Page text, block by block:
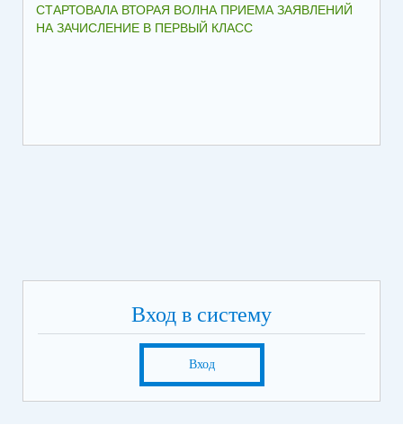
СТАРТОВАЛА ВТОРАЯ ВОЛНА ПРИЕМА ЗАЯВЛЕНИЙ
НА ЗАЧИСЛЕНИЕ В ПЕРВЫЙ КЛАСС
Вход в систему
Вход